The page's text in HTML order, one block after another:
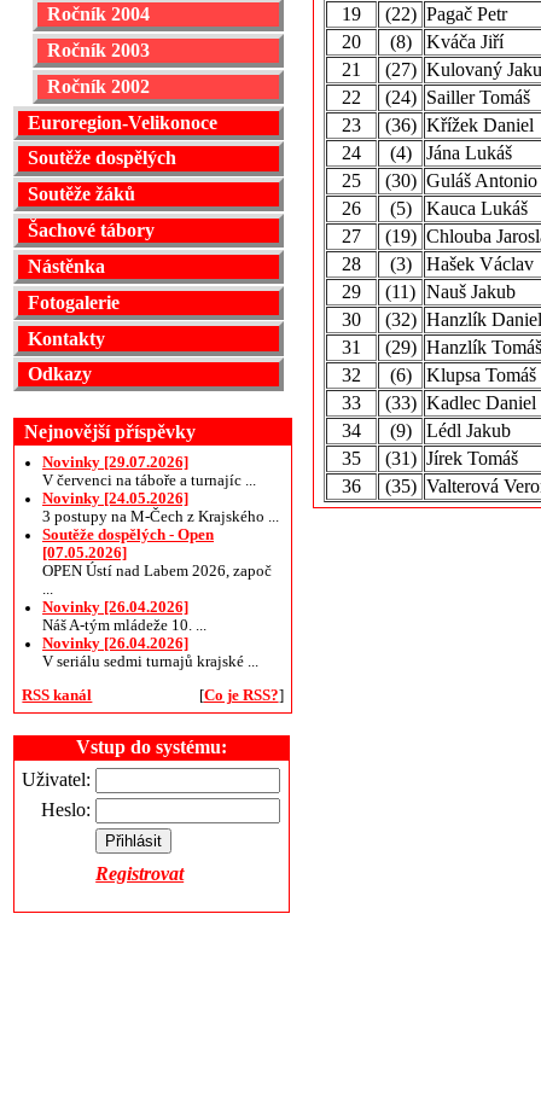
Ročník 2004
Ročník 2003
Ročník 2002
Euroregion-Velikonoce
Soutěže dospělých
Soutěže žáků
Šachové tábory
Nástěnka
Fotogalerie
Kontakty
Odkazy
Nejnovější příspěvky
Novinky [29.07.2026]
V červenci na táboře a turnajíc ...
Novinky [24.05.2026]
3 postupy na M-Čech z Krajského ...
Soutěže dospělých - Open
[07.05.2026]
OPEN Ústí nad Labem 2026, započ
Novinky [26.04.2026]
Náš A-tým mládeže 10. ...
Novinky [26.04.2026]
V seriálu sedmi turnajů krajské ...
RSS kanál
[Co je RSS?]
Vstup do systému:
Uživatel:
Heslo:
Registrovat
19
(22) Pagač Petr
20
(8)
Kváča Jiří
21
(27) Kulovaný
22
(24) Sailler Tomáš
23
(36) Křížek Daniel
24
(4)
Jána Lukáš
25
(30) Guláš Antonio
26
(5)
Kauca Lukáš
27
(19) Chlouba
28
(3)
Hašek Václav
29
(11) Nauš Jakub
30
(32) Hanzlík Daniel
31
(29) Hanzlík Tomáš
32
(6)
Klupsa Tomáš
33
(33) Kadlec Daniel
34
(9)
Lédl Jakub
35
(31) Jírek Tomáš
36
(35) Valterová